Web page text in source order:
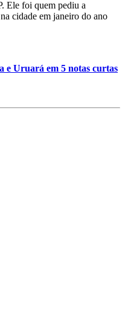
Ele foi quem pediu a
cidade em janeiro do ano
e Uruará em 5 notas curtas